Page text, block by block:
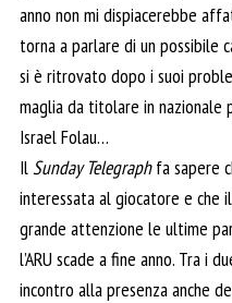
anno non mi dispiacerebbe
torna a parlare di un possibile
si è ritrovato dopo i suoi
maglia da titolare in nazionale
Israel Folau…
IlSunday Telegraphfa sapere
interessata al giocatore e che
grande attenzione le ultime
l’ARU scade a fine anno. Tra i
incontro alla presenza anche